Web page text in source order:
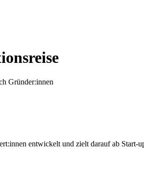
Gründer:innen
entwickelt und zielt darauf ab Start-